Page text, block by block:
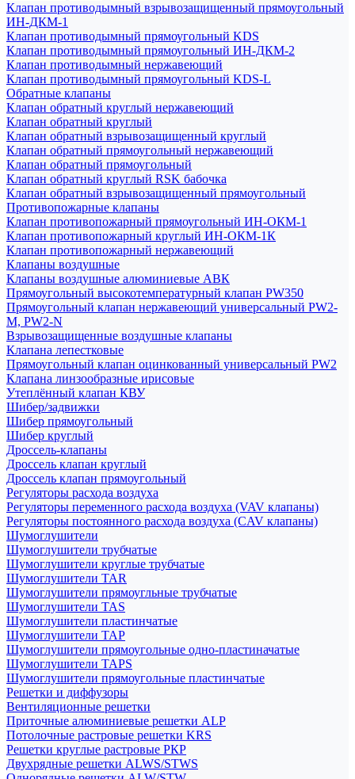
Клапан противодымный взрывозащищенный прямоугольный
ИН-ДКМ-1
Клапан противодымный прямоугольный KDS
Клапан противодымный прямоугольный ИН-ДКМ-2
Клапан противодымный нержавеющий
Клапан противодымный прямоугольный KDS-L
Обратные клапаны
Клапан обратный круглый нержавеющий
Клапан обратный круглый
Клапан обратный взрывозащищенный круглый
Клапан обратный прямоугольный нержавеющий
Клапан обратный прямоугольный
Клапан обратный круглый RSK бабочка
Клапан обратный взрывозащищенный прямоугольный
Противопожарные клапаны
Клапан противопожарный прямоугольный ИН-ОКМ-1
Клапан противопожарный круглый ИН-ОКМ-1К
Клапан противопожарный нержавеющий
Клапаны воздушные
Клапаны воздушные алюминиевые АВК
Прямоугольный высокотемпературный клапан PW350
Прямоугольный клапан нержавеющий универсальный PW2-
M, PW2-N
Взрывозащищенные воздушные клапаны
Клапана лепестковые
Прямоугольный клапан оцинкованный универсальный PW2
Клапана линзообразные ирисовые
Утеплённый клапан КВУ
Шибер/задвижки
Шибер прямоугольный
Шибер круглый
Дроссель-клапаны
Дроссель клапан круглый
Дроссель клапан прямоугольный
Регуляторы расхода воздуха
Регуляторы переменного расхода воздуха (VAV клапаны)
Регуляторы постоянного расхода воздуха (CAV клапаны)
Шумоглушители
Шумоглушители трубчатые
Шумоглушители круглые трубчатые
Шумоглушители TAR
Шумоглушители прямоугльные трубчатые
Шумоглушители TAS
Шумоглушители пластинчатые
Шумоглушители TAP
Шумоглушители прямоугольные одно-пластиначатые
Шумоглушители TAPS
Шумоглушители прямоугольные пластинчатые
Решетки и диффузоры
Вентиляционные решетки
Приточные алюминиевые решетки ALP
Потолочные растровые решетки KRS
Решетки круглые растровые РКР
Двухрядные решетки ALWS/STWS